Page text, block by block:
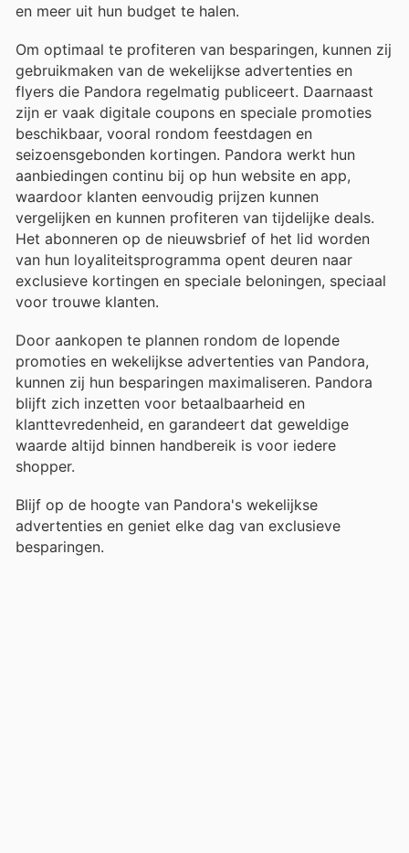
en meer uit hun budget te halen.
Om optimaal te profiteren van besparingen, kunnen zij
gebruikmaken van de wekelijkse advertenties en
flyers die Pandora regelmatig publiceert. Daarnaast
zijn er vaak digitale coupons en speciale promoties
beschikbaar, vooral rondom feestdagen en
seizoensgebonden kortingen. Pandora werkt hun
aanbiedingen continu bij op hun website en app,
waardoor klanten eenvoudig prijzen kunnen
vergelijken en kunnen profiteren van tijdelijke deals.
Het abonneren op de nieuwsbrief of het lid worden
van hun loyaliteitsprogramma opent deuren naar
exclusieve kortingen en speciale beloningen, speciaal
voor trouwe klanten.
Door aankopen te plannen rondom de lopende
promoties en wekelijkse advertenties van Pandora,
kunnen zij hun besparingen maximaliseren. Pandora
blijft zich inzetten voor betaalbaarheid en
klanttevredenheid, en garandeert dat geweldige
waarde altijd binnen handbereik is voor iedere
shopper.
Blijf op de hoogte van Pandora's wekelijkse
advertenties en geniet elke dag van exclusieve
besparingen.